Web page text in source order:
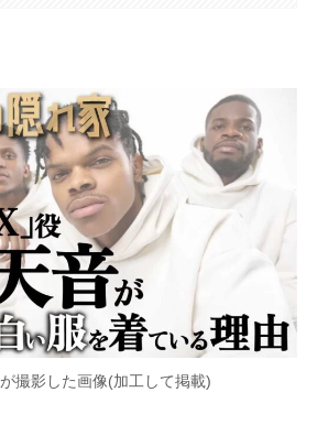
が撮影した画像(加工して掲載)